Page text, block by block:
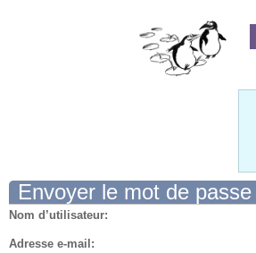
Envoyer le mot de passe
Nom d’utilisateur:
Adresse e-mail: